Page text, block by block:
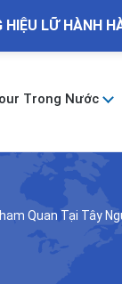
HIỆU LỮ HÀNH
Trong Nước
Quan Tại Tây